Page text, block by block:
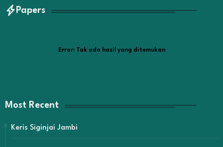
Papers
Error:Tak ada hasil yang ditemukan
Most Recent
Keris Siginjai Jambi